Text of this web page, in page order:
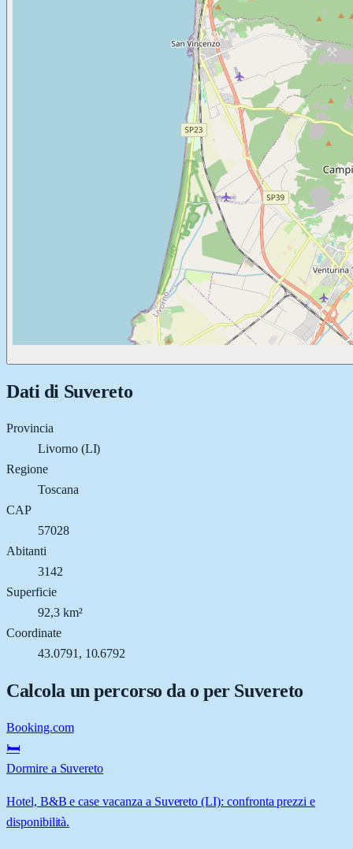
Dati di Suvereto
Provincia
Livorno (LI)
Regione
Toscana
CAP
57028
Abitanti
3142
Superficie
92,3 km²
Coordinate
43.0791, 10.6792
Calcola un percorso da o per Suvereto
Booking.com
🛏️
Dormire a Suvereto
Hotel, B&B e case vacanza a Suvereto (LI): confronta prezzi e
disponibilità.